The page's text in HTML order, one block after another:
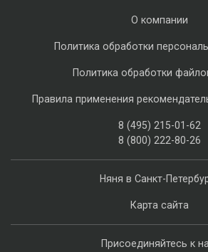
Няня в Санкт-
Карта сайта
О компании
Политика обработки
Политика обработки
Правила применения
8 (495) 215-01-62
8 (800) 222-80-26
Присоединяйтесь к